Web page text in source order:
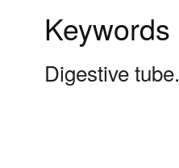
Keywords
Digestive